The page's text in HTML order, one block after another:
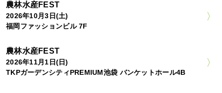
農林水産FEST
2026年10月3日(土)
福岡ファッションビル 7F
農林水産FEST
2026年11月1日(日)
TKPガーデンシティPREMIUM池袋 バンケットホール4B